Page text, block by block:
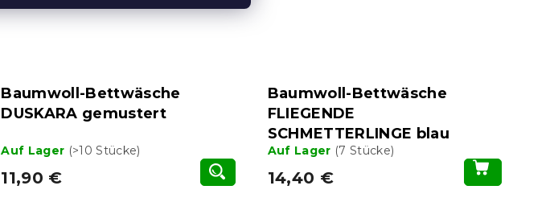
Baumwoll-Bettwäsche
DUSKARA gemustert
Auf Lager (>10 Stücke)
11,90 €
Baumwoll-Bettwäsche
FLIEGENDE
SCHMETTERLINGE blau
Auf Lager (7 Stücke)
14,40 €